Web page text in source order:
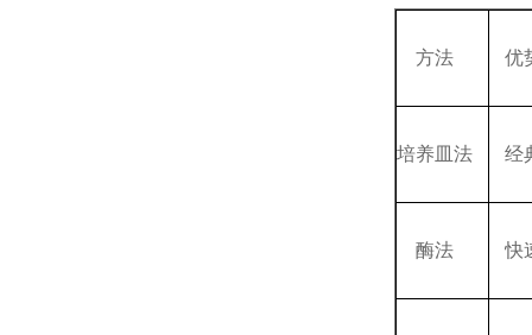
方法 优
培养皿法 经
酶法 快